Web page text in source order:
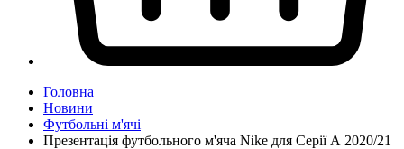
Головна
Новини
Футбольні м'ячі
Презентація футбольного м'яча Nike для Серії А 2020/21